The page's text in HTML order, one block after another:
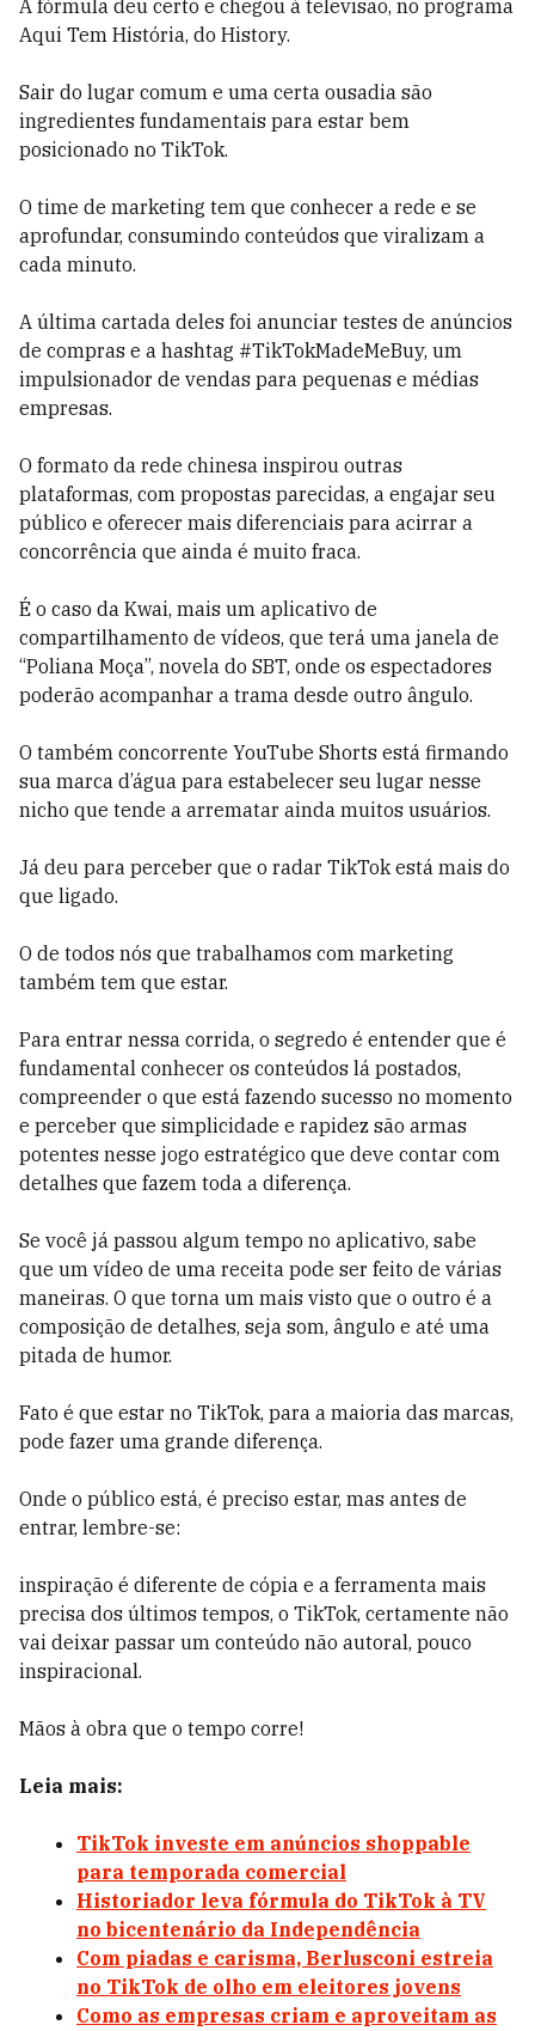
A fórmula deu certo e chegou à televisão, no programa
Aqui Tem História, do History.
Sair do lugar comum e uma certa ousadia são
ingredientes fundamentais para estar bem
posicionado no TikTok.
O time de marketing tem que conhecer a rede e se
aprofundar, consumindo conteúdos que viralizam a
cada minuto.
A última cartada deles foi anunciar testes de anúncios
de compras e a hashtag #TikTokMadeMeBuy, um
impulsionador de vendas para pequenas e médias
empresas.
O formato da rede chinesa inspirou outras
plataformas, com propostas parecidas, a engajar seu
público e oferecer mais diferenciais para acirrar a
concorrência que ainda é muito fraca.
É o caso da Kwai, mais um aplicativo de
compartilhamento de vídeos, que terá uma janela de
“Poliana Moça”, novela do SBT, onde os espectadores
poderão acompanhar a trama desde outro ângulo.
O também concorrente YouTube Shorts está firmando
sua marca d’água para estabelecer seu lugar nesse
nicho que tende a arrematar ainda muitos usuários.
Já deu para perceber que o radar TikTok está mais do
que ligado.
O de todos nós que trabalhamos com marketing
também tem que estar.
Para entrar nessa corrida, o segredo é entender que é
fundamental conhecer os conteúdos lá postados,
compreender o que está fazendo sucesso no momento
e perceber que simplicidade e rapidez são armas
potentes nesse jogo estratégico que deve contar com
detalhes que fazem toda a diferença.
Se você já passou algum tempo no aplicativo, sabe
que um vídeo de uma receita pode ser feito de várias
maneiras. O que torna um mais visto que o outro é a
composição de detalhes, seja som, ângulo e até uma
pitada de humor.
Fato é que estar no TikTok, para a maioria das marcas,
pode fazer uma grande diferença.
Onde o público está, é preciso estar, mas antes de
entrar, lembre-se:
inspiração é diferente de cópia e a ferramenta mais
precisa dos últimos tempos, o TikTok, certamente não
vai deixar passar um conteúdo não autoral, pouco
inspiracional.
Mãos à obra que o tempo corre!
Leia mais:
TikTok investe em anúncios shoppable
para temporada comercial
Historiador leva fórmula do TikTok à TV
no bicentenário da Independência
Com piadas e carisma, Berlusconi estreia
no TikTok de olho em eleitores jovens
Como as empresas criam e aproveitam as